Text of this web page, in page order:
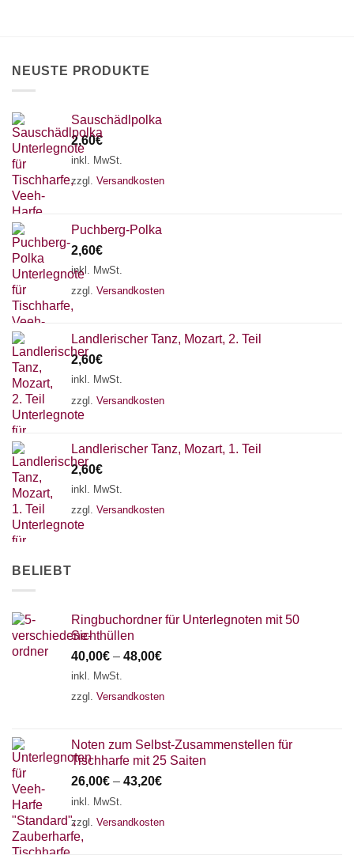
NEUSTE PRODUKTE
Sauschädlpolka
2,60€
inkl. MwSt.
zzgl. Versandkosten
Puchberg-Polka
2,60€
inkl. MwSt.
zzgl. Versandkosten
Landlerischer Tanz, Mozart, 2. Teil
2,60€
inkl. MwSt.
zzgl. Versandkosten
Landlerischer Tanz, Mozart, 1. Teil
2,60€
inkl. MwSt.
zzgl. Versandkosten
BELIEBT
Ringbuchordner für Unterlegnoten mit 50
Sichthüllen
40,00€ – 48,00€
inkl. MwSt.
zzgl. Versandkosten
Noten zum Selbst-Zusammenstellen für
Tischharfe mit 25 Saiten
26,00€ – 43,20€
inkl. MwSt.
zzgl. Versandkosten